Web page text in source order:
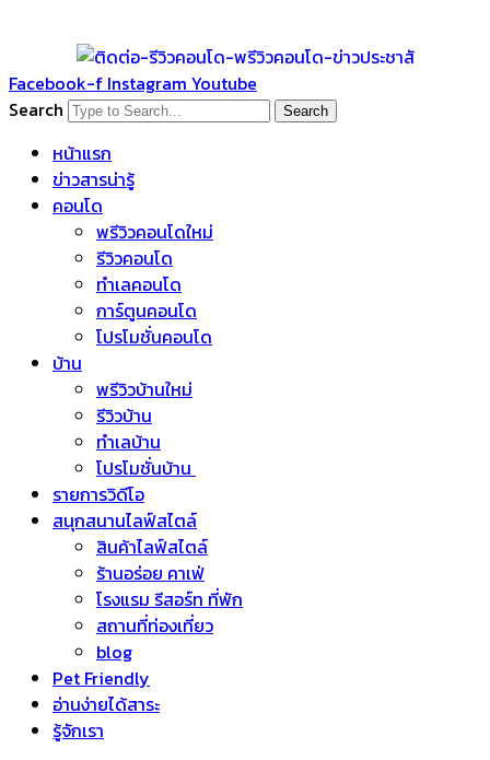
Facebook-f Instagram Youtube
Search
Search
หน้าแรก
ข่าวสารน่ารู้
คอนโด
พรีวิวคอนโดใหม่
รีวิวคอนโด
ทำเลคอนโด
การ์ตูนคอนโด
โปรโมชั่นคอนโด
บ้าน
พรีวิวบ้านใหม่
รีวิวบ้าน
ทำเลบ้าน
โปรโมชั่นบ้าน
รายการวิดีโอ
สนุกสนานไลฟ์สไตล์
สินค้าไลฟ์สไตล์
ร้านอร่อย คาเฟ่
โรงแรม รีสอร์ท ที่พัก
สถานที่ท่องเที่ยว
blog
Pet Friendly
อ่านง่ายได้สาระ
รู้จักเรา